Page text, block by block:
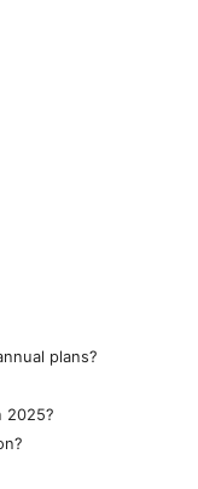
plans?
2025?